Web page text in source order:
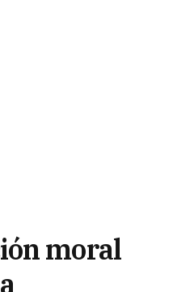
moral